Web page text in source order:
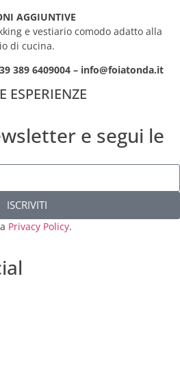
AGGIUNTIVE
e vestiario comodo adatto alla
di cucina.
389 6409004 – info@foiatonda.it
ESPERIENZE
e segui le
ISCRIVITI
Privacy Policy.